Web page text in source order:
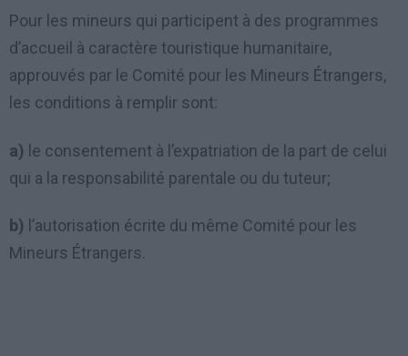
Pour les mineurs qui participent à des programmes
d’accueil à caractère touristique humanitaire,
approuvés par le Comité pour les Mineurs Étrangers,
les conditions à remplir sont:
a) le consentement à l’expatriation de la part de celui
qui a la responsabilité parentale ou du tuteur;
b) l’autorisation écrite du même Comité pour les
Mineurs Étrangers.